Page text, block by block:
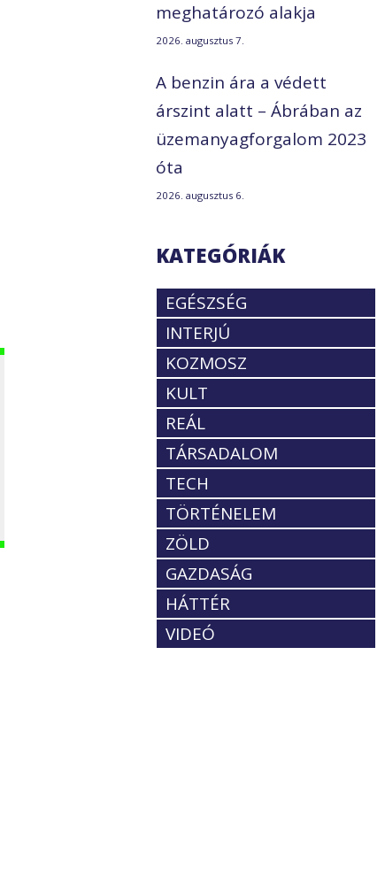
meghatározó alakja
2026. augusztus 7.
A benzin ára a védett
árszint alatt – Ábrában az
üzemanyagforgalom 2023
óta
2026. augusztus 6.
KATEGÓRIÁK
EGÉSZSÉG
INTERJÚ
KOZMOSZ
KULT
REÁL
TÁRSADALOM
TECH
TÖRTÉNELEM
ZÖLD
GAZDASÁG
HÁTTÉR
VIDEÓ